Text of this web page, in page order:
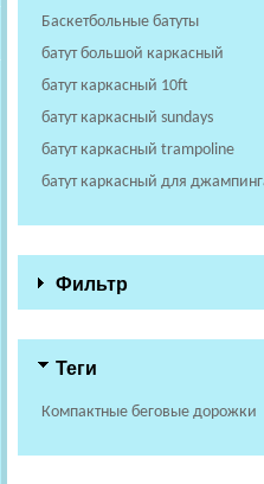
Баскетбольные батуты
батут большой каркасный
батут каркасный 10ft
батут каркасный sundays
батут каркасный trampoline
батут каркасный для
Фильтр
Теги
Компактные беговые дорожки